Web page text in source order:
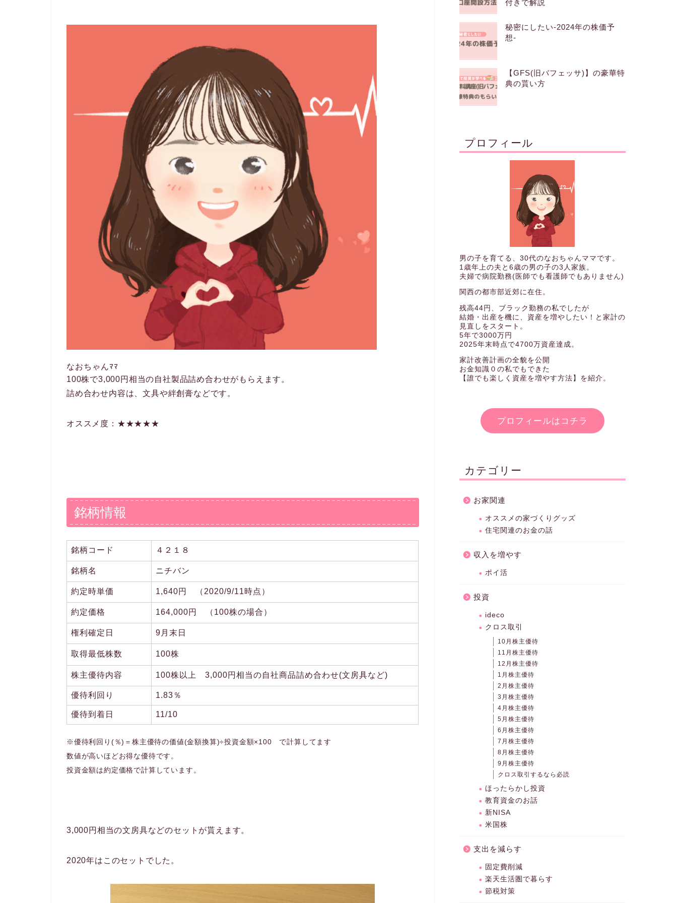
なおちゃんﾏﾏ
100株で3,000円相当の自社製品詰め合わせがもらえます。
詰め合わせ内容は、文具や絆創膏などです。
オススメ度：★★★★★
銘柄情報
銘柄コード ４２１８
銘柄名 ニチバン
約定時単価 1,640円 （2020/9/11時点）
約定価格 164,000円 （100株の場合）
権利確定日 9月末日
取得最低株数 100株
株主優待内容 100株以上 3,000円相当の自社商品詰め合わせ(文房具など)
優待利回り 1.83％
優待到着日 11/10
※優待利回り(％)＝株主優待の価値(金額換算)÷投資金額×100 で計算してます
数値が高いほどお得な優待です。
投資金額は約定価格で計算しています。
3,000円相当の文房具などのセットが貰えます。
2020年はこのセットでした。
付きで解説
秘密にしたい-2024年の株価予
想-
【GFS(旧バフェッサ)】の豪華特
典の貰い方
プロフィール
男の子を育てる、30代のなおちゃんママです。
1歳年上の夫と6歳の男の子の3人家族。
夫婦で病院勤務(医師でも看護師でもありません)
関西の都市部近郊に在住。
残高44円、ブラック勤務の私でしたが
結婚・出産を機に、資産を増やしたい！と家計の
見直しをスタート。
5年で3000万円
2025年末時点で4700万資産達成。
家計改善計画の全貌を公開
お金知識０の私でもできた
【誰でも楽しく資産を増やす方法】を紹介。
プロフィールはコチラ
カテゴリー
お家関連
オススメの家づくりグッズ
住宅関連のお金の話
収入を増やす
ポイ活
投資
ideco
クロス取引
10月株主優待
11月株主優待
12月株主優待
1月株主優待
2月株主優待
3月株主優待
4月株主優待
5月株主優待
6月株主優待
7月株主優待
8月株主優待
9月株主優待
クロス取引するなら必読
ほったらかし投資
教育資金のお話
新NISA
米国株
支出を減らす
固定費削減
楽天生活圏で暮らす
節税対策